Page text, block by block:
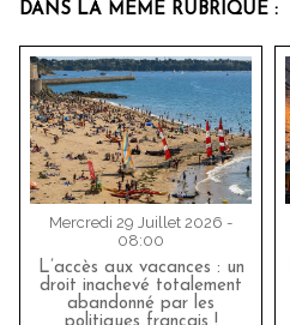
DANS LA MÊME RUBRIQUE :
Mercredi 29 Juillet 2026 -
08:00
L’accès aux vacances : un
droit inachevé totalement
abandonné par les